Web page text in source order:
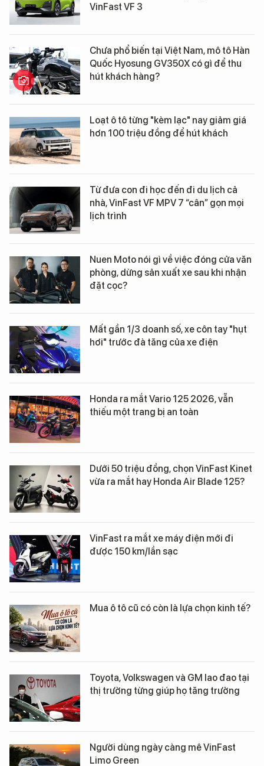
VinFast VF 3
Chưa phổ biến tại Việt Nam, mô tô Hàn
Quốc Hyosung GV350X có gì để thu
hút khách hàng?
Loạt ô tô từng "kèm lạc" nay giảm giá
hơn 100 triệu đồng để hút khách
Từ đưa con đi học đến đi du lịch cả
nhà, VinFast VF MPV 7 “cân” gọn mọi
lịch trình
Nuen Moto nói gì về việc đóng cửa văn
phòng, dừng sản xuất xe sau khi nhận
đặt cọc?
Mất gần 1/3 doanh số, xe côn tay "hụt
hơi" trước đà tăng của xe điện
Honda ra mắt Vario 125 2026, vẫn
thiếu một trang bị an toàn
Dưới 50 triệu đồng, chọn VinFast Kinet
vừa ra mắt hay Honda Air Blade 125?
VinFast ra mắt xe máy điện mới đi
được 150 km/lần sạc
Mua ô tô cũ có còn là lựa chọn kinh tế?
Toyota, Volkswagen và GM lao đao tại
thị trường từng giúp họ tăng trưởng
Người dùng ngày càng mê VinFast
Limo Green